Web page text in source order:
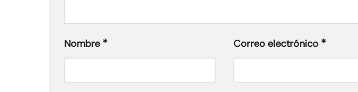
Nombre* Correo electrónico *